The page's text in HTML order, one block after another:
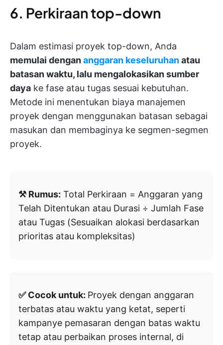
6. Perkiraan top-down
Dalam estimasi proyek top-down, Anda
memulai dengananggaran keseluruhanatau
batasan waktu, lalu mengalokasikan sumber
daya ke fase atau tugas sesuai kebutuhan.
Metode ini menentukan biaya manajemen
proyek dengan menggunakan batasan sebagai
masukan dan membaginya ke segmen-segmen
proyek.
⚒️ Rumus: Total Perkiraan = Anggaran yang
Telah Ditentukan atau Durasi ÷ Jumlah Fase
atau Tugas (Sesuaikan alokasi berdasarkan
prioritas atau kompleksitas)
✅ Cocok untuk: Proyek dengan anggaran
terbatas atau waktu yang ketat, seperti
kampanye pemasaran dengan batas waktu
tetap atau perbaikan proses internal, di